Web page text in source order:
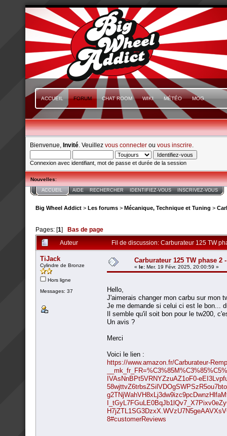
ACCUEIL FORUM CHAT ROOM WIKI MÉTÉO MOG
Bienvenue, Invité . Veuillez vous connecter ou vous inscrire
Connexion avec identifiant, mot de passe et durée de la session
Nouvelles:
ACCUEIL AIDE RECHERCHER IDENTIFIEZ-VOUS INSCRIVEZ-VOUS
Big Wheel Addict > Les forums > Mécanique, Technique et Tuning >
Pages: [1] Bas de page
Auteur
Fil de discussion: Carburateur 125 TW
TiJack
Cylindre de Bronze
Hors ligne
Messages: 37
Carburateur 125 TW phase 2
« le: Mer. 19 Févr. 2025, 20:00:59 »
Hello,
J'aimerais changer mon carbu sur mon
Je me demande si celui ci est le bon...
Il semble qu'il soit bon pour le tw200,
Un avis ?
Merci
Voici le lien :
https://www.amazon.fr/Carburateur-
IVAsNnBPt5VRNYZzuAZ1oF0-
8#customerReviews